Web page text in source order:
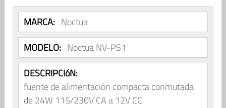
MARCA: Noctua
MODELO: Noctua NV-PS1
DESCRIPCIóN:
fuente de alimentación compacta conmutada
de 24W 115/230V CA a 12V CC